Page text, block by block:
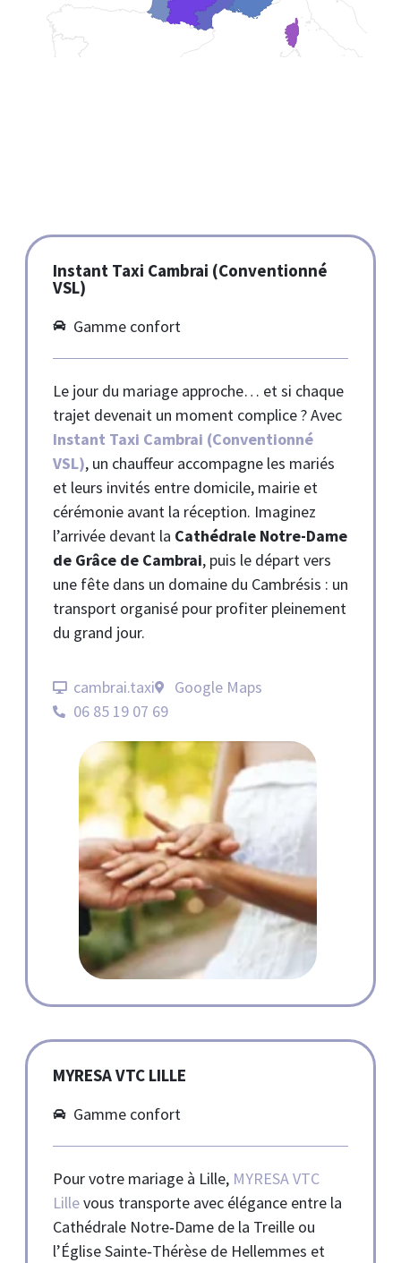
Instant Taxi Cambrai (Conventionné
VSL)
Gamme confort
Le jour du mariage approche… et si chaque
trajet devenait un moment complice ? Avec
Instant Taxi Cambrai (Conventionné
VSL), un chauffeur accompagne les mariés
et leurs invités entre domicile, mairie et
cérémonie avant la réception. Imaginez
l’arrivée devant la Cathédrale Notre-Dame
de Grâce de Cambrai, puis le départ vers
une fête dans un domaine du Cambrésis : un
transport organisé pour profiter pleinement
du grand jour.
cambrai.taxi
Google Maps
06 85 19 07 69
MYRESA VTC LILLE
Gamme confort
Pour votre mariage à Lille, MYRESA VTC
Lillevous transporte avec élégance entre la
Cathédrale Notre‑Dame de la Treille ou
l’Église Sainte‑Thérèse de Hellemmes et